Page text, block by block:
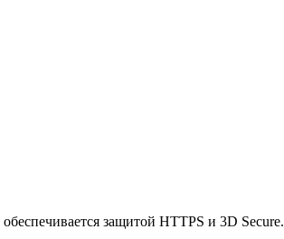
защитой HTTPS и 3D Secure.